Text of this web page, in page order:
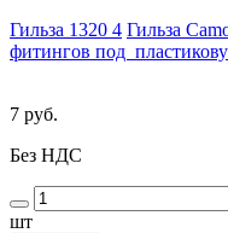
Гильза 1320 4 Гильза
фитингов под
7 руб.
Без НДС
шт